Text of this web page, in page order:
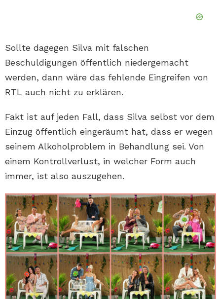
Sollte dagegen Silva mit falschen
Beschuldigungen öffentlich niedergemacht
werden, dann wäre das fehlende Eingreifen von
RTL auch nicht zu erklären.
Fakt ist auf jeden Fall, dass Silva selbst vor dem
Einzug öffentlich eingeräumt hat, dass er wegen
seinem Alkoholproblem in Behandlung sei. Von
einem Kontrollverlust, in welcher Form auch
immer, ist also auszugehen.